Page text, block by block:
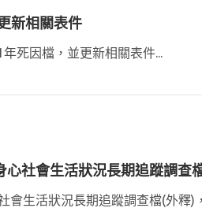
新相關表件
死因檔，並更新相關表件...
社會生活狀況長期追蹤調查
會生活狀況長期追蹤調查檔(外釋)